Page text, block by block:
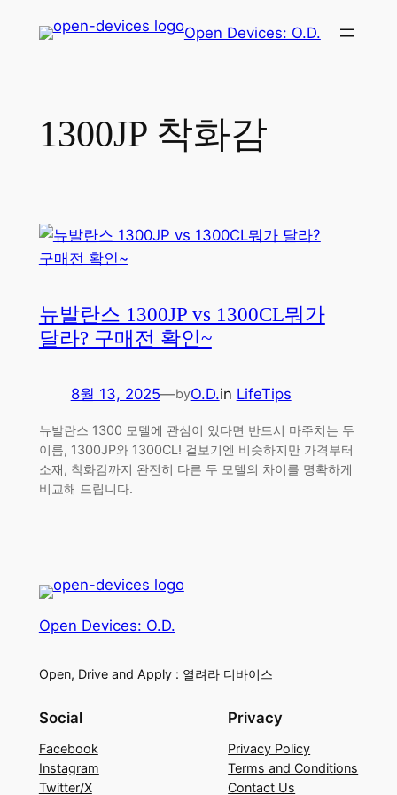
츠
Open Devices: O.D.
1300JP 착화감
뉴발란스 1300JP vs 1300CL뭐가
달라? 구매전 확인~
8월 13, 2025—byO.D.in LifeTips
뉴발란스 1300 모델에 관심이 있다면 반드시 마주치는 두
이름, 1300JP와 1300CL! 겉보기엔 비슷하지만 가격부터
소재, 착화감까지 완전히 다른 두 모델의 차이를 명확하게
비교해 드립니다.
Open Devices: O.D.
Open, Drive and Apply : 열려라 디바이스
Social
Facebook
Instagram
Twitter/X
Privacy
Privacy Policy
Terms and Conditions
Contact Us